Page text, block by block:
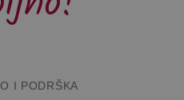
I PODRŠKA